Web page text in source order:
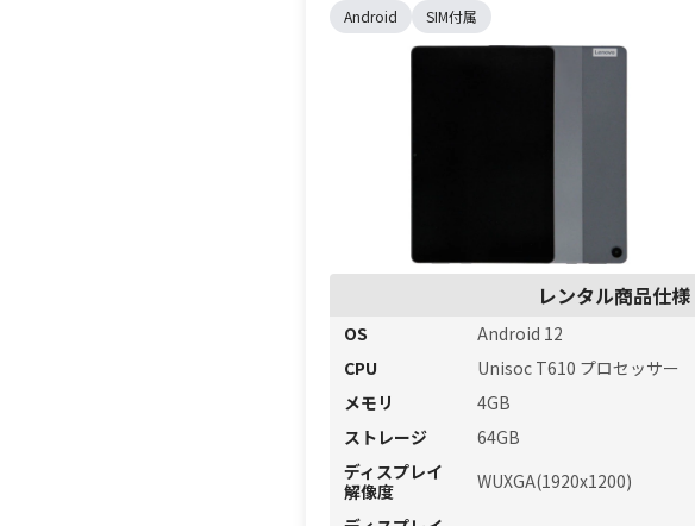
Android
SIM付属
レンタル商品仕様
OS
Android 12
CPU
Unisoc T610 プロセッサー
メモリ
4GB
ストレージ
64GB
ディスプレイ
解像度
WUXGA(1920x1200)